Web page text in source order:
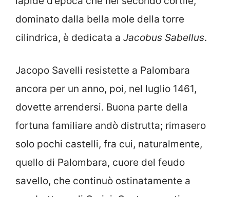
dominato dalla bella mole della torre
cilindrica, è dedicata a Jacobus Sabellus.
Jacopo Savelli resistette a Palombara
ancora per un anno, poi, nel luglio 1461,
dovette arrendersi. Buona parte della
fortuna familiare andò distrutta; rimasero
solo pochi castelli, fra cui, naturalmente,
quello di Palombara, cuore del feudo
savello, che continuò ostinatamente a